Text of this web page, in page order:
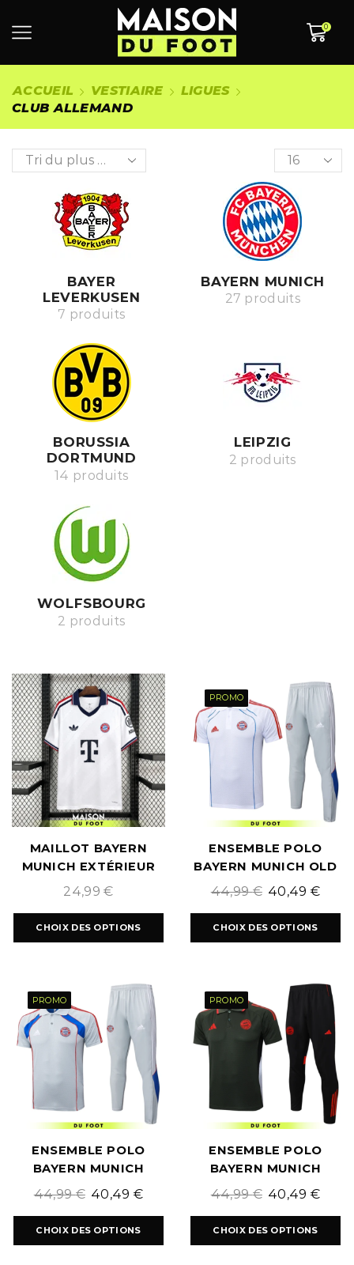
0
ACCUEIL VESTIAIRE
LIGUES
CLUB ALLEMAND
BAYER
LEVERKUSEN
7 produits
BAYERN MUNICH
27 produits
BORUSSIA
DORTMUND
14 produits
LEIPZIG
2 produits
WOLFSBOURG
2 produits
MAILLOT BAYERN
MUNICH EXTÉRIEUR
2026/2027
24,99€
CHOIX DES OPTIONS
PROMO
ENSEMBLE POLO
BAYERN MUNICH OLD
SCHOOL 2025/2026
44,99€ 40,49 €
CHOIX DES OPTIONS
PROMO
ENSEMBLE POLO
BAYERN MUNICH
2025/2026
44,99€ 40,49 €
CHOIX DES OPTIONS
PROMO
ENSEMBLE POLO
BAYERN MUNICH
2025/2026
44,99€ 40,49 €
CHOIX DES OPTIONS